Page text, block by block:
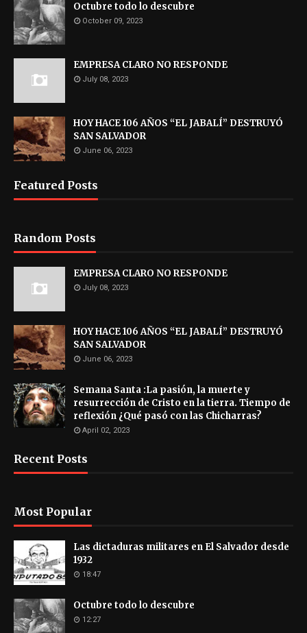
Octubre todo lo descubre
October 09, 2023
EMPRESA CLARO NO RESPONDE
July 08, 2023
HOY HACE 106 AÑOS “EL JABALÍ” DESTRUYÓ
SAN SALVADOR
June 06, 2023
Featured Posts
Random Posts
EMPRESA CLARO NO RESPONDE
July 08, 2023
HOY HACE 106 AÑOS “EL JABALÍ” DESTRUYÓ
SAN SALVADOR
June 06, 2023
Semana Santa :La pasión, la muerte y
resurrección de Cristo en la tierra. Tiempo de
reflexión ¿Qué pasó con las Chicharras?
April 02, 2023
Recent Posts
Most Popular
Las dictaduras militares en El Salvador desde
1932
18:47
Octubre todo lo descubre
12:27